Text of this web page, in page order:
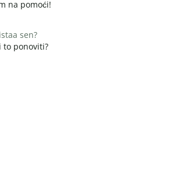
na pomoći!
sen?
to ponoviti?